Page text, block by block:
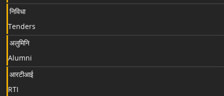
निविधा
Tenders
अलुमिनि
Alumni
आरटीआई
RTI